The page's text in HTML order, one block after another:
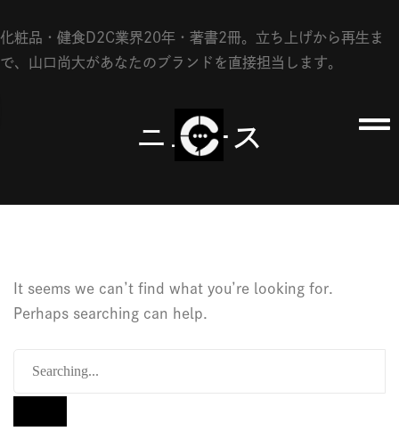
成功事例
会社概要
資料請求
お問い合わせ
化粧品・健食D2C業界20年・著書2冊。立ち上げから再生ま
で、山口尚大があなたのブランドを直接担当します。
ニュース
It seems we can’t find what you’re looking for.
Perhaps searching can help.